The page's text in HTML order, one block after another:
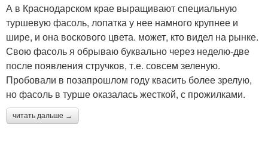
А в Краснодарском крае выращивают специальную
туршевую фасоль, лопатка у нее намного крупнее и
шире, и она воскового цвета. может, кто видел на рынке.
Свою фасоль я обрываю буквально через неделю-две
после появления стручков, т.е. совсем зеленую.
Пробовали в позапрошлом году квасить более зрелую,
но фасоль в турше оказалась жесткой, с прожилками.
читать дальше →